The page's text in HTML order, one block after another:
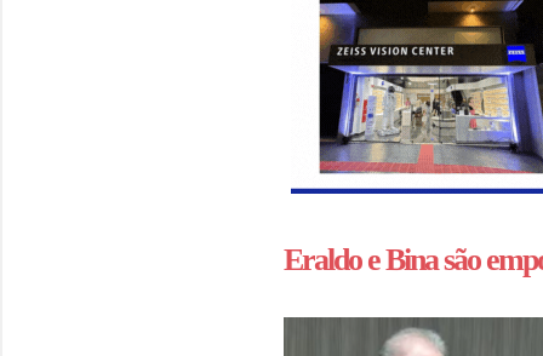
Eraldo e Bina são